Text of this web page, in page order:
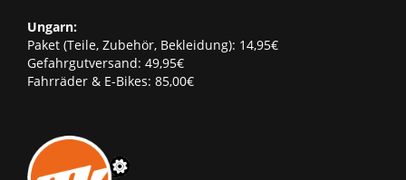
Ungarn:
Paket (Teile, Zubehör, Bekleidung): 14,95€
Gefahrgutversand: 49,95€
Fahrräder & E-Bikes: 85,00€